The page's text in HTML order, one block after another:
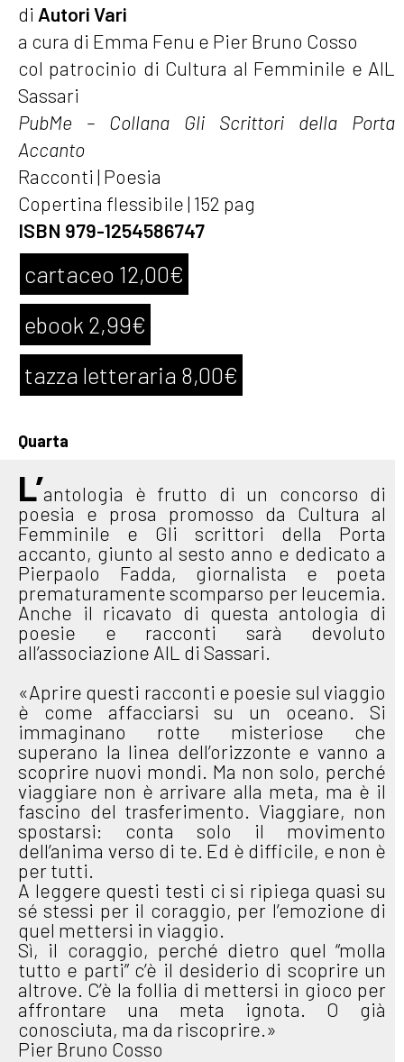
di Autori Vari
a cura di Emma Fenu e Pier Bruno Cosso
col patrocinio di Cultura al Femminile e AIL
Sassari
PubMe – Collana Gli Scrittori della Porta
Accanto
Racconti | Poesia
Copertina flessibile | 152 pag
ISBN 979-1254586747
cartaceo 12,00€
ebook 2,99€
tazza letteraria 8,00€
Quarta
L’antologia è frutto di un concorso di
poesia e prosa promosso da Cultura al
Femminile e Gli scrittori della Porta
accanto, giunto al sesto anno e dedicato a
Pierpaolo Fadda, giornalista e poeta
prematuramente scomparso per leucemia.
Anche il ricavato di questa antologia di
poesie e racconti sarà devoluto
all’associazione AIL di Sassari.
«Aprire questi racconti e poesie sul viaggio
è come affacciarsi su un oceano. Si
immaginano rotte misteriose che
superano la linea dell’orizzonte e vanno a
scoprire nuovi mondi. Ma non solo, perché
viaggiare non è arrivare alla meta, ma è il
fascino del trasferimento. Viaggiare, non
spostarsi: conta solo il movimento
dell’anima verso di te. Ed è difficile, e non è
per tutti.
A leggere questi testi ci si ripiega quasi su
sé stessi per il coraggio, per l’emozione di
quel mettersi in viaggio.
Sì, il coraggio, perché dietro quel “molla
tutto e parti” c’è il desiderio di scoprire un
altrove. C’è la follia di mettersi in gioco per
affrontare una meta ignota. O già
conosciuta, ma da riscoprire.»
Pier Bruno Cosso